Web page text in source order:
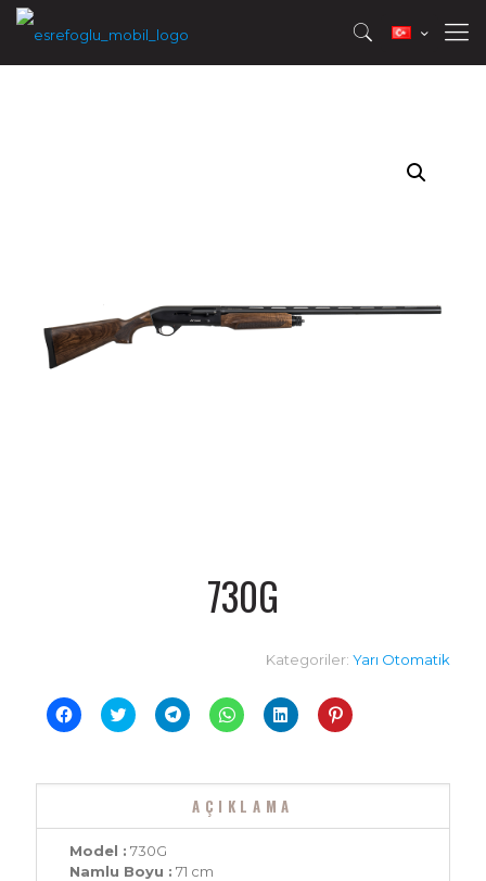
730G
Kategoriler: Yarı Otomatik
Facebook'ta
paylaşmak
pencerede
Twitter
üzerinde
(Yeni
pencerede
Telegram'da
paylaşmak
pencerede
açılır)
WhatsApp'ta
paylaşmak
pencerede
açılır)
Linkedln
üzerinden
(Yeni
Pinterest'te
paylaşmak
pencerede
AÇIKLAMA
Model : 730G
Namlu Boyu : 71 cm